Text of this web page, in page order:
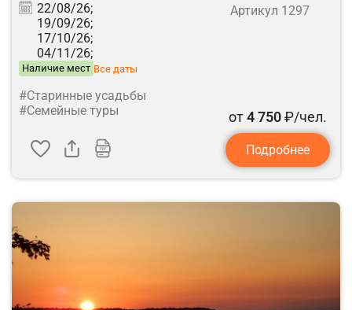
22/08/26;
19/09/26;
17/10/26;
04/11/26;
Наличие мест Все даты
Артикул 1297
#Старинные усадьбы
#Семейные туры
от4 750₽/чел.
Подробнее